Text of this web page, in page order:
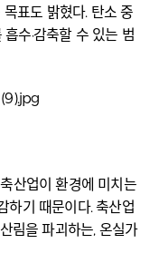
표도 밝혔다. 탄소 중
수·감축할 수 있는 범
산업이 환경에 미치는
하기 때문이다. 축산업
림을 파괴하는, 온실가